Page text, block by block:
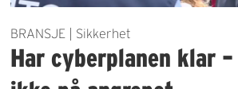
BRANSJE | Sikkerhet
Har cyberplanen klar